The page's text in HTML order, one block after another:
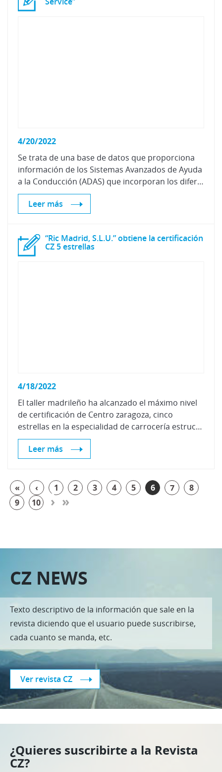
4/20/2022
Se trata de una base de datos que proporciona
información de los Sistemas Avanzados de Ayuda
a la Conducción (ADAS) que incorporan los diferentes modelos de vehículos de primera categoría comercializados en España, asignándoles una puntuación de seguridad en función de la disponibilidad de estos sistemas.
Leer más
“Ric Madrid, S.L.U.” obtiene la certificación
CZ 5 estrellas
4/18/2022
El taller madrileño ha alcanzado el máximo nivel
de certificación de Centro zaragoza, cinco
estrellas en la especialidad de carrocería estructural y pintura, apostando siempre por una mejor eficiencia del taller y ofrecer un mejor servicio a sus clientes.
Leer más
« ‹ 1 2 3 4 5 6 7
8
9
10 › »
CZ NEWS
Texto descriptivo de la información que sale en la
revista diciendo que el usuario puede suscribirse,
cada cuanto se manda, etc.
Ver revista CZ
¿Quieres suscribirte a la Revista
CZ?